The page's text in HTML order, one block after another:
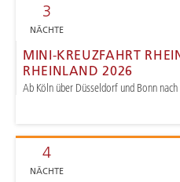
3
NÄCHTE
MINI-KREUZFAHRT
RHEINLAND 2026
Ab Köln über Düsseldorf und Bonn
4
NÄCHTE